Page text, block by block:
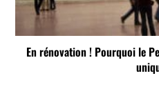
En rénovation ! Pourquoi le